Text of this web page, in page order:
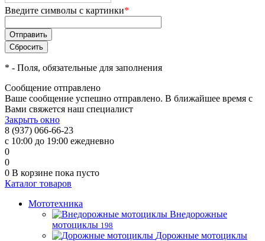
Введите символы с картинки*
* - Поля, обязательные для заполнения
Сообщение отправлено
Ваше сообщение успешно отправлено. В ближайшее время с
Вами свяжется наш специалист
Закрыть окно
8 (937) 066-66-23
с 10:00 до 19:00 ежедневно
0
0
0 В корзине пока пусто
Каталог товаров
Мототехника
Внедорожные
мотоциклы 198
Дорожные мотоциклы